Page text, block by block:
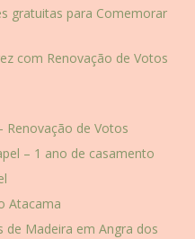
gratuitas para Comemorar
com Renovação de Votos
Renovação de Votos
– 1 ano de casamento
Atacama
de Madeira em Angra dos